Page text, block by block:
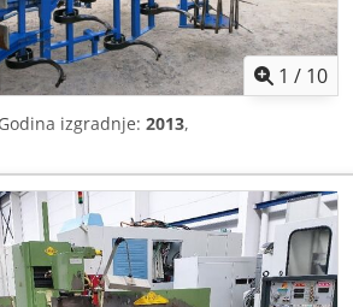
1 / 10
izgradnje: 2013,